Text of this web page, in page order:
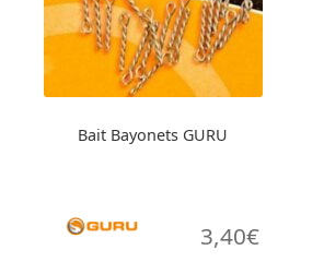
Bait Bayonets GURU
3,40€